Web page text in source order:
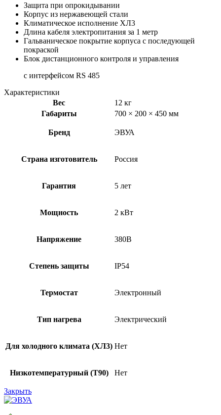
Защита при опрокидывании
Корпус из нержавеющей стали
Климатическое исполнение ХЛ3
Длина кабеля электропитания за 1 метр
Гальваническое покрытие корпуса с последующей
покраской
Блок дистанционного контроля и управления
с интерфейсом RS 485
Характеристики
Вес
12 кг
Габариты
700 × 200 × 450 мм
Бренд ЭВУА
Страна изготовитель Россия
Гарантия 5 лет
Мощность 2 кВт
Напряжение 380В
Степень защиты IP54
Термостат Электронный
Тип нагрева Электрический
Для холодного климата (ХЛ3) Нет
Низкотемпературный (Т90) Нет
Закрыть